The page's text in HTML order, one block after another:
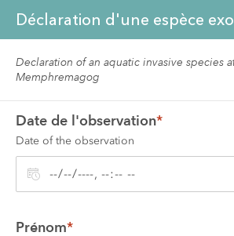
Declaration of an aquatic invasive species
Memphremagog
Date de l'observation*
Date of the observation
Prénom*